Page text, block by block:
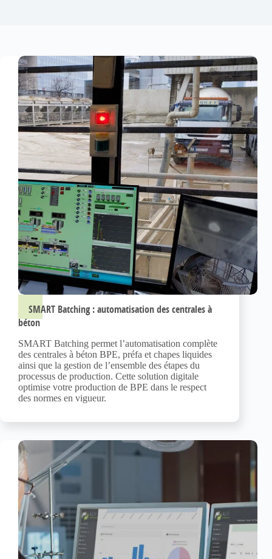
SMART Batching : automatisation des centrales à
béton
SMART Batching permet l’automatisation complète
des centrales à béton BPE, préfa et chapes liquides
ainsi que la gestion de l’ensemble des étapes du
processus de production. Cette solution digitale
optimise votre production de BPE dans le respect
des normes en vigueur.